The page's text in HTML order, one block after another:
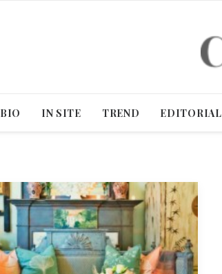
BIO IN SITE TREND EDITORIAL